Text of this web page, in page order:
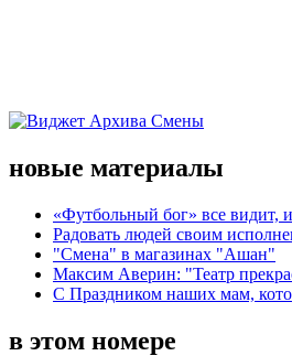
новые материалы
«Футбольный бог» все видит,
Радовать людей своим
"Смена" в магазинах "Ашан"
Максим Аверин: "Театр
С Праздником наших мам,
в этом номере